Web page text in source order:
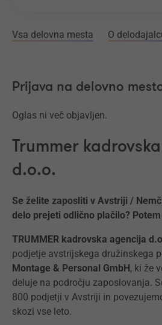
Vsa delovna mesta O
Prijava na delovno
Oglas ni več objavljen.
Trummer
d.o.o.
Se želite zaposliti v Avstriji /
delo prejeti odlično plačilo?
TRUMMER kadrovska agencija
podjetje avstrijskega družinskega
Montage & Personal GmbH, ki že
deluje na področju zaposlovanja.
800 podjetji v Avstriji in
skozi vse leto.